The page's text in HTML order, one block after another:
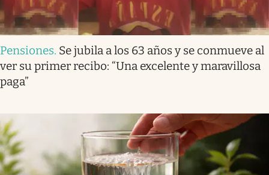
Pensiones. Se jubila a los 63 años y se conmueve al
ver su primer recibo: “Una excelente y maravillosa
paga”